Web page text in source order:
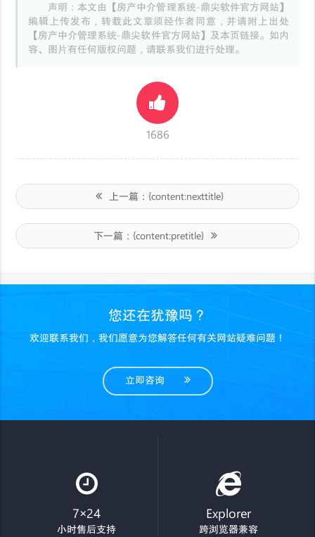
声明：本文由【房产中介管理系统-鼎尖软件官方网站】
编辑上传发布，转载此文章须经作者同意，并请附上出处
【房产中介管理系统-鼎尖软件官方网站】及本页链接。如内
容、图片有任何版权问题，请联系我们进行处理。
1686
上一篇： {content:nexttitle}
下一篇：{content:pretitle}
您还在犹豫吗？
欢迎联系我们，我们愿意为您解答任何有关网站疑难问题！
立即咨询
7×24
小时售后支持
Explorer
跨浏览器兼容